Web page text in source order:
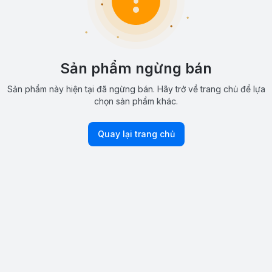
Sản phẩm ngừng bán
Sản phẩm này hiện tại đã ngừng bán. Hãy trở về trang chủ để lựa
chọn sản phẩm khác.
Quay lại trang chủ